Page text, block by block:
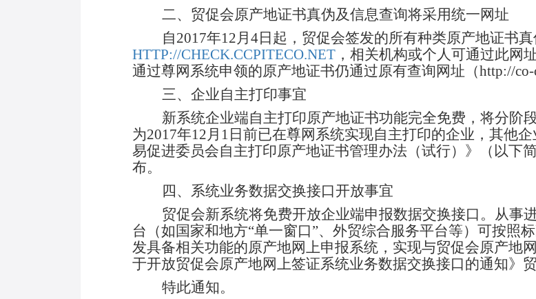
二、贸促会原产地证书真伪及信息查询将采用统一网址
自2017年12月4日起，贸促会签发的所有种类原产地证书
HTTP://CHECK.CCPITECO.NET ，相关机构或个人可通过此网
通过尊网系统申领的原产地证书仍通过原有查询网址（http://co-
三、企业自主打印事宜
新系统企业端自主打印原产地证书功能完全免费，将分阶
为2017年12月1日前已在尊网系统实现自主打印的企业，其他
易促进委员会自主打印原产地证书管理办法（试行）》（以下
布。
四、系统业务数据交换接口开放事宜
贸促会新系统将免费开放企业端申报数据交换接口。从事
台（如国家和地方“单一窗口”、外贸综合服务平台等）可按照
发具备相关功能的原产地网上申报系统，实现与贸促会原产地
于开放贸促会原产地网上签证系统业务数据交换接口的通知》
特此通知。